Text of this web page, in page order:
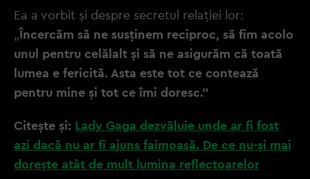
Ea a vorbit și despre secretul relației lor:
„Încercăm să ne susținem reciproc, să fim acolo
unul pentru celălalt și să ne asigurăm că toată
lumea e fericită. Asta este tot ce contează
pentru mine și tot ce îmi doresc.”
Citește și: Lady Gaga dezvăluie unde ar fi fost
azi dacă nu ar fi ajuns faimoasă. De ce nu-și mai
dorește atât de mult lumina reflectoarelor